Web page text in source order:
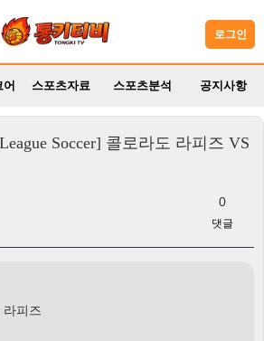
로그인
스포츠자료 스포츠분석 공지사항
Soccer] 콜로라도 라피즈 VS
0
댓글
라피즈